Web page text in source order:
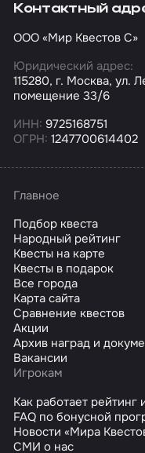
Контактный
ООО «Мир Квестов С»
Юридический адрес:
115280, г. Москва, ул.
помещение 33/6
ИНН: 9725168751
ОГРН: 1247700614402
Главное
Подбор квеста
Народный рейтинг
Квесты на карте
Квесты в подарок
Все города
Карта сайта
Сравнение квестов
Акции
Архив наград и
Вакансии
Игрокам
Как работает рейтинг
FAQ по бонусной
Новости «Мира
СМИ о нас